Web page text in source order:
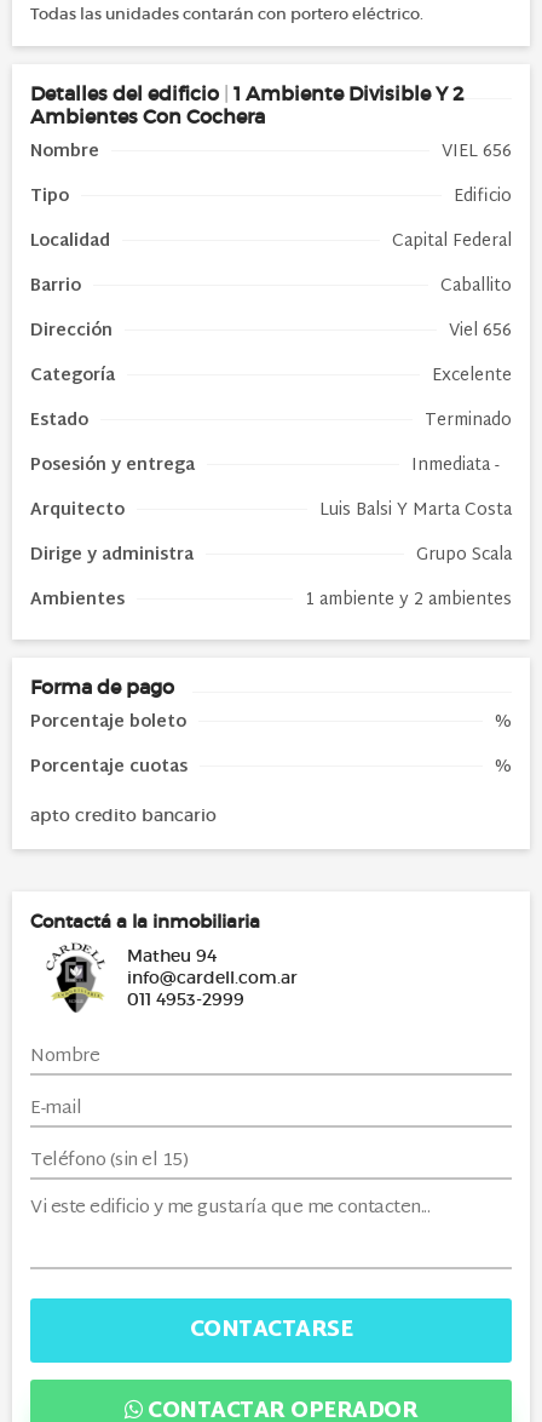
Todas las unidades contarán con portero eléctrico.
Detalles del edificio 1 Ambiente Divisible Y 2
Ambientes Con Cochera
Nombre
VIEL 656
Tipo
Edificio
Localidad
Capital Federal
Barrio
Caballito
Dirección
Viel 656
Categoría
Excelente
Estado
Terminado
Posesión y entrega
Inmediata -
Arquitecto
Luis Balsi Y Marta Costa
Dirige y administra
Grupo Scala
Ambientes
1 ambiente y 2 ambientes
Forma de pago
Porcentaje boleto
%
Porcentaje cuotas
%
apto credito bancario
Contactá a la inmobiliaria
Matheu 94
info@cardell.com.ar
011 4953-2999
CONTACTARSE
CONTACTAR OPERADOR